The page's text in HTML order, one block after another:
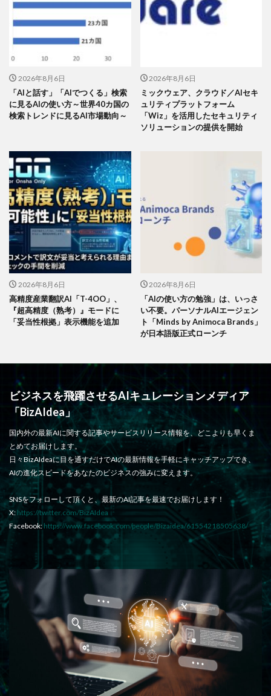
2026年8月6日
「AIと話す」「AIでつくる」検索
に見るAIの使い方～世界40カ国の
検索トレンドに見るAI市場動向～
2026年8月6日
ミックウェア、クラウド／AIセキ
ュリティプラットフォーム
「Wiz」を活用したセキュリティ
ソリューションの提供を開始
2026年8月6日
高精度産業翻訳AI「T-4OO」、
『超高精度（熟考）』モードに
「妥当性根拠」表示機能を追加
2026年8月6日
「AIの使い方の勉強」は、いっさ
い不要。パーソナルAIエージェン
ト「Minds by Animoca Brands」
が日本語版正式ローンチ
ビジネスを飛躍させるAIキュレーションメディア
「BizAIdea」
国内外の最新AIに関する記事やサービスリリース情報を、どこよりも早くま
とめてお届けします。
日々BizAIdeaに目を通すだけでAIの最新情報を手軽にキャッチアップでき、
AIの進化スピードをあなたのビジネスの強みに変えます。
SNSをフォローして頂くと、最新のAI記事を最速でお届けします！
X: https://twitter.com/BizAIdea
Facebook: https://www.facebook.com/people/Bizaidea/61554218505638/